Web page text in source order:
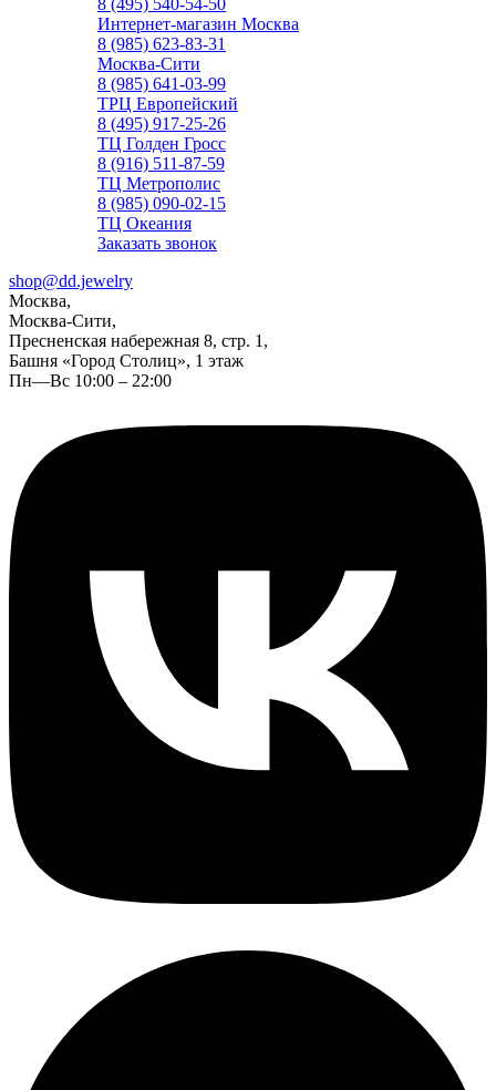
8 (495) 540-54-50
Интернет-магазин Москва
8 (985) 623-83-31
Москва-Сити
8 (985) 641-03-99
ТРЦ Европейский
8 (495) 917-25-26
ТЦ Голден Гросс
8 (916) 511-87-59
ТЦ Метрополис
8 (985) 090-02-15
ТЦ Океания
Заказать звонок
shop@dd.jewelry
Москва,
Москва-Сити,
Пресненская набережная 8, стр. 1,
Башня «Город Столиц», 1 этаж
Пн—Вс 10:00 – 22:00